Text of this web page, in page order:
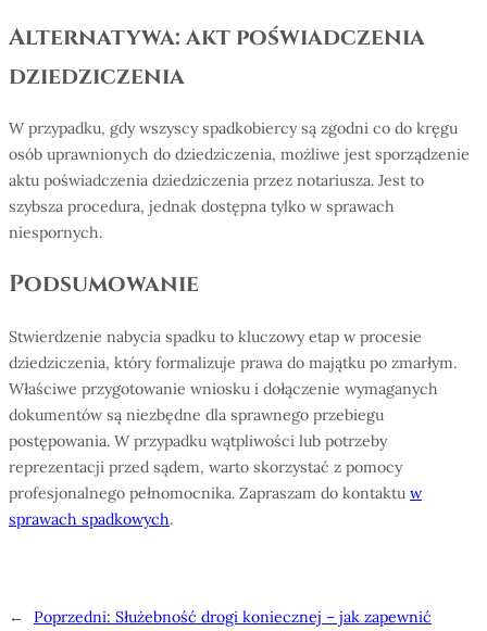
Alternatywa: akt poświadczenia
dziedziczenia
W przypadku, gdy wszyscy spadkobiercy są zgodni co do kręgu
osób uprawnionych do dziedziczenia, możliwe jest sporządzenie
aktu poświadczenia dziedziczenia przez notariusza. Jest to
szybsza procedura, jednak dostępna tylko w sprawach
niespornych.
Podsumowanie
Stwierdzenie nabycia spadku to kluczowy etap w procesie
dziedziczenia, który formalizuje prawa do majątku po zmarłym.
Właściwe przygotowanie wniosku i dołączenie wymaganych
dokumentów są niezbędne dla sprawnego przebiegu
postępowania. W przypadku wątpliwości lub potrzeby
reprezentacji przed sądem, warto skorzystać z pomocy
profesjonalnego pełnomocnika. Zapraszam do kontaktu w
sprawach spadkowych.
← Poprzedni: Służebność drogi koniecznej – jak zapewnić